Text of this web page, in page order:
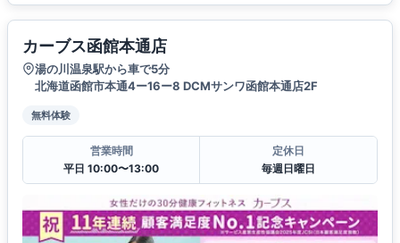
カーブス函館本通店
湯の川温泉駅から車で5分
北海道函館市本通4ー16ー8 DCMサンワ函館本通店2F
無料体験
営業時間
平日 10:00〜13:00
定休日
毎週日曜日